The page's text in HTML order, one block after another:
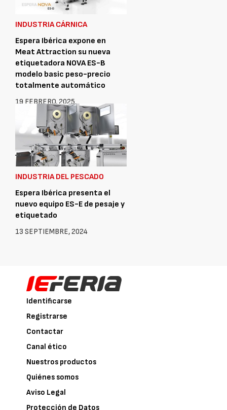
INDUSTRIA CÁRNICA
Espera Ibérica expone en
Meat Attraction su nueva
etiquetadora NOVA ES-B
modelo basic peso-precio
totalmente automático
19 FEBRERO, 2025
INDUSTRIA DEL PESCADO
Espera Ibérica presenta el
nuevo equipo ES-E de pesaje y
etiquetado
13 SEPTIEMBRE, 2024
Identificarse
Registrarse
Contactar
Canal ético
Nuestros productos
Quiénes somos
Aviso Legal
Protección de Datos